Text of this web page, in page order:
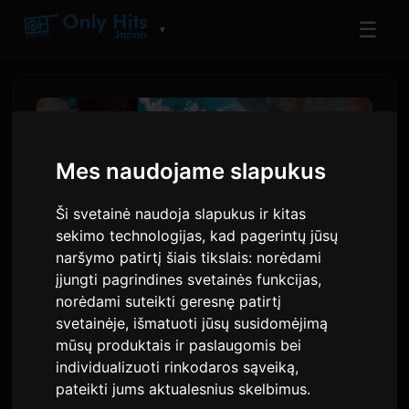
Mes naudojame slapukus
Ši svetainė naudoja slapukus ir kitas
sekimo technologijas, kad pagerintų jūsų
naršymo patirtį šiais tikslais: norėdami
įjungti pagrindines svetainės funkcijas,
norėdami suteikti geresnę patirtį
svetainėje, išmatuoti jūsų susidomėjimą
mūsų produktais ir paslaugomis bei
individualizuoti rinkodaros sąveiką,
pateikti jums aktualesnius skelbimus.
▼ ☰
Netflix anime filmas „Super
Kaguya-hime!“ baigia
teatrinį rodymą, paskelbia